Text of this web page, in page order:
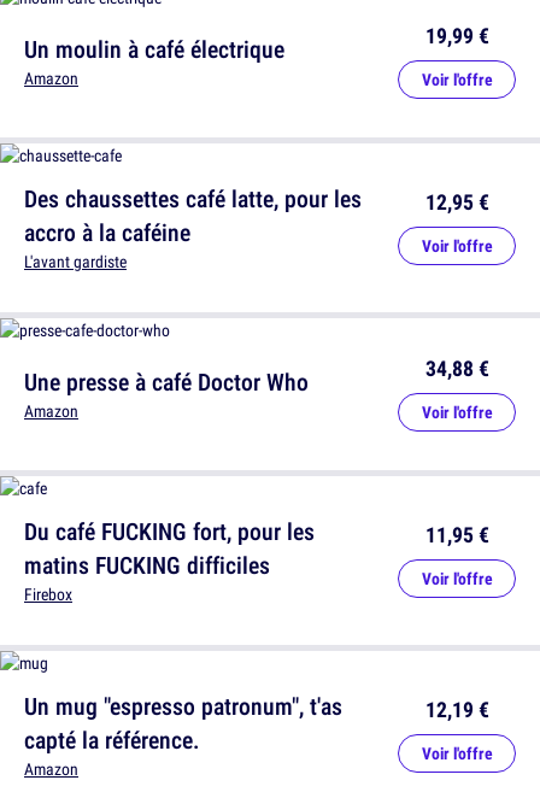
Un moulin à café électrique
Amazon
19,99 €
Voir l'offre
Une presse à café Doctor Who
Amazon
34,88 €
Voir l'offre
Du café FUCKING fort, pour les
matins FUCKING difficiles
Firebox
11,95 €
Voir l'offre
Des chaussettes café latte, pour les
accro à la caféine
L'avant gardiste
12,95 €
Voir l'offre
Un mug "espresso patronum", t'as
capté la référence.
Amazon
12,19 €
Voir l'offre